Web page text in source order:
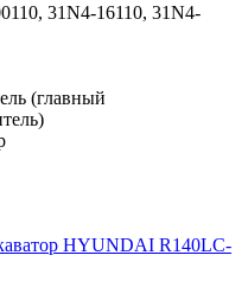
31N4-16110, 31N4-
(главный